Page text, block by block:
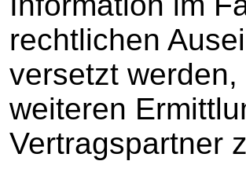
rechtlichen
versetzt
weiteren
Vertragspartner